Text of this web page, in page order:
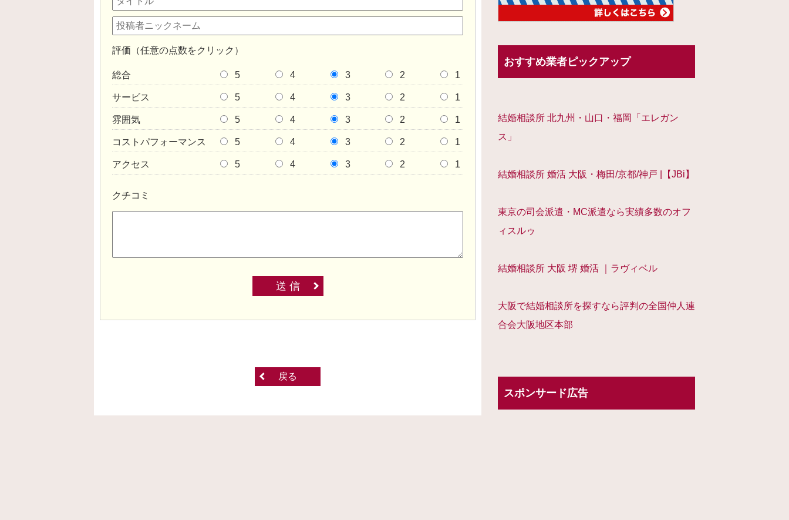
評価（任意の点数をクリック）
総合 5 4 3 2 1
サービス 5 4 3 2 1
雰囲気 5 4 3 2 1
コストパフォーマンス 5 4 3 2 1
アクセス 5 4 3 2 1
クチコミ
送 信
戻る
おすすめ業者ピックアップ
結婚相談所 北九州・山口・福岡「エレガン
ス」
結婚相談所 婚活 大阪・梅田/京都/神戸 |【JBi】
東京の司会派遣・MC派遣なら実績多数のオフ
ィスルゥ
結婚相談所 大阪 堺 婚活 ｜ラヴィベル
大阪で結婚相談所を探すなら評判の全国仲人連
合会大阪地区本部
スポンサード広告